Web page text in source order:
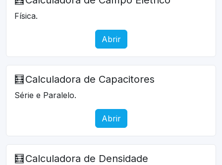
Física.
Abrir
🧮 Calculadora de Capacitores
Série e Paralelo.
Abrir
🧮 Calculadora de Densidade